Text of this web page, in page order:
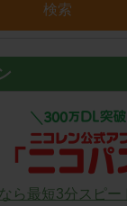
検索
ら最短3分スピー